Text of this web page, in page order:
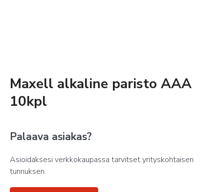
Maxell alkaline paristo AAA
10kpl
Palaava asiakas?
Asioidaksesi verkkokaupassa tarvitset yrityskohtaisen
tunnuksen.